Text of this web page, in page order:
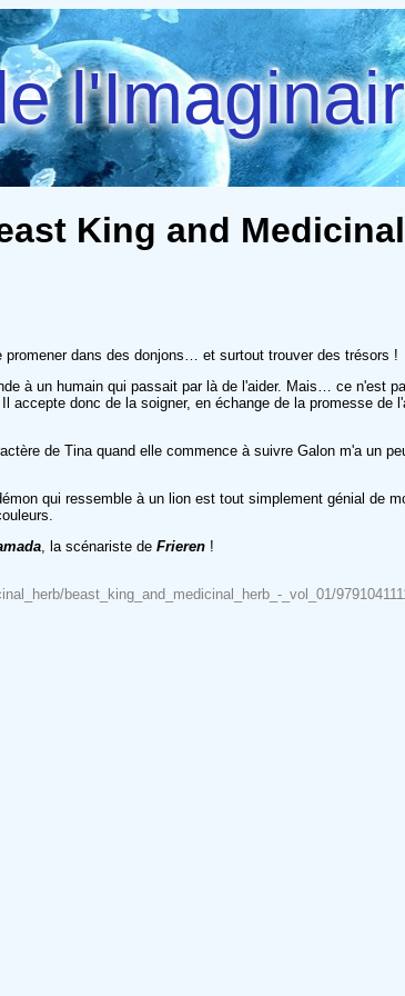
King and
dans des donjons… et surtout trouver des trésors !
à un humain qui passait par là de l'aider. Mais… ce n'est
donc de la soigner, en échange de la promesse de
de Tina quand elle commence à suivre Galon m'a un
qui ressemble à un lion est tout simplement génial de
, la scénariste de Frieren !
beast_king_and_medicinal_herb_-_vol_01/